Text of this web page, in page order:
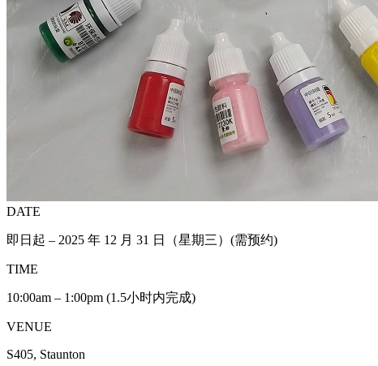
DATE
即日起 – 2025 年 12 月 31 日（星期三）(需预约)
TIME
10:00am – 1:00pm (1.5小时内完成)
VENUE
S405, Staunton